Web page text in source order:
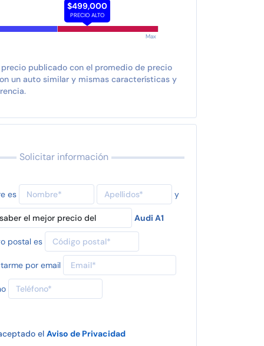
$499,000
PRECIO ALTO
Max
precio publicado con el promedio de precio
un auto similar y mismas características y
Solicitar información
es y
Audi A1
postal es
por email
el Aviso de Privacidad